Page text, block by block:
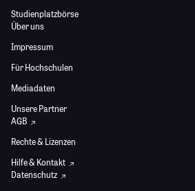
Studienplatzbörse
Über uns
Impressum
Für Hochschulen
Mediadaten
Unsere Partner
AGB
Rechte & Lizenzen
Hilfe & Kontakt
Datenschutz